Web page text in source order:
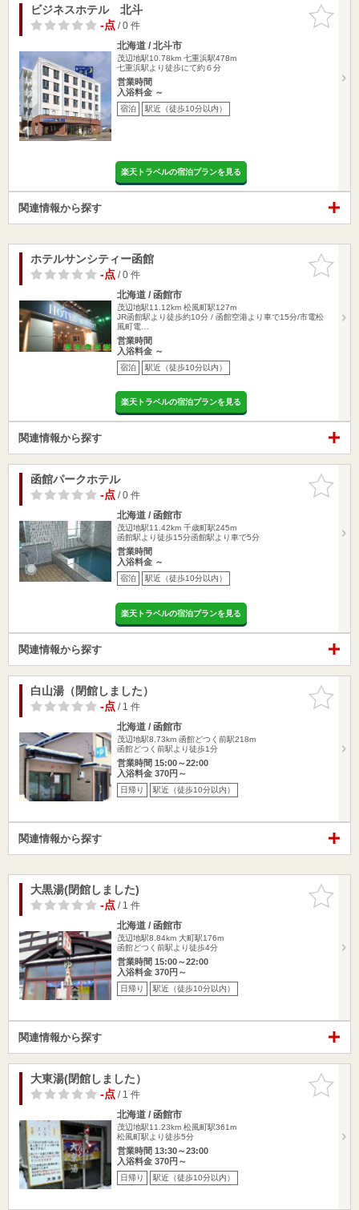
お気に入
りに追加
ビジネスホテル 北斗
-点/ 0 件
北海道 / 北斗市
茂辺地駅10.78km 七重浜駅478m
七重浜駅より徒歩にて約６分
営業時間
入浴料金 ～
宿泊 駅近（徒歩10分以内）
楽天トラベルの宿泊プランを見る
関連情報から探す
お気に入
りに追加
ホテルサンシティー函館
-点/ 0 件
北海道 / 函館市
茂辺地駅11.12km 松風町駅127m
JR函館駅より徒歩約10分 / 函館空港より車で15分/市電松
風町電…
営業時間
入浴料金 ～
宿泊 駅近（徒歩10分以内）
楽天トラベルの宿泊プランを見る
関連情報から探す
お気に入
りに追加
函館パークホテル
-点/ 0 件
北海道 / 函館市
茂辺地駅11.42km 千歳町駅245m
函館駅より徒歩15分函館駅より車で5分
営業時間
入浴料金 ～
宿泊 駅近（徒歩10分以内）
楽天トラベルの宿泊プランを見る
関連情報から探す
お気に入
りに追加
白山湯（閉館しました）
-点/ 1 件
北海道 / 函館市
茂辺地駅8.73km 函館どつく前駅218m
函館どつく前駅より徒歩1分
営業時間 15:00～22:00
入浴料金 370円～
日帰り 駅近（徒歩10分以内）
関連情報から探す
お気に入
りに追加
大黒湯(閉館しました)
-点/ 1 件
北海道 / 函館市
茂辺地駅8.84km 大町駅176m
函館どつく前駅より徒歩4分
営業時間 15:00～22:00
入浴料金 370円～
日帰り 駅近（徒歩10分以内）
関連情報から探す
お気に入
りに追加
大東湯(閉館しました）
-点/ 1 件
北海道 / 函館市
茂辺地駅11.23km 松風町駅361m
松風町駅より徒歩5分
営業時間 13:30～23:00
入浴料金 370円～
日帰り 駅近（徒歩10分以内）